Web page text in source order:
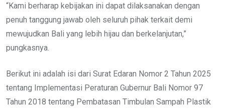
“Kami berharap kebijakan ini dapat dilaksanakan dengan
penuh tanggung jawab oleh seluruh pihak terkait demi
mewujudkan Bali yang lebih hijau dan berkelanjutan,”
pungkasnya.
Berikut ini adalah isi dari Surat Edaran Nomor 2 Tahun 2025
tentang Implementasi Peraturan Gubernur Bali Nomor 97
Tahun 2018 tentang Pembatasan Timbulan Sampah Plastik